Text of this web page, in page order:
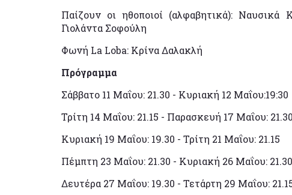
Παίζουν οι ηθοποιοί (αλφαβητικά):
Γιολάντα Σοφούλη
Φωνή La Loba: Κρίνα Δαλακλή
Πρόγραμμα
Σάββατο 11 Μαΐου: 21.30 - Κυριακή 12 Μαΐου:19:30
Τρίτη 14 Μαΐου: 21.15 - Παρασκευή 17 Μαΐου: 21.30
Κυριακή 19 Μαΐου: 19.30 - Τρίτη 21 Μαΐου: 21.15
Πέμπτη 23 Μαΐου: 21.30 - Κυριακή 26 Μαΐου: 21.30
Δευτέρα 27 Μαΐου: 19.30 - Τετάρτη 29 Μαΐου: